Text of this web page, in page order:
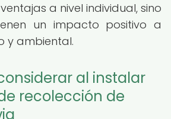
a nivel individual, sino
un impacto positivo a
y ambiental.
al instalar
recolección de